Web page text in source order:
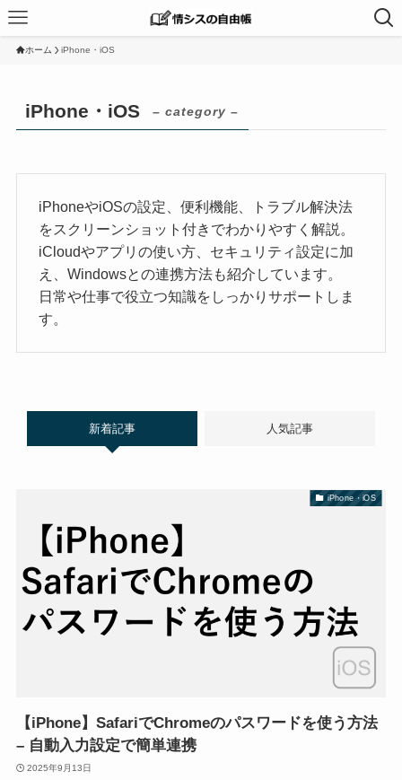
ホーム iPhone・iOS
iPhone・iOS – category –
iPhoneやiOSの設定、便利機能、トラブル解決法
をスクリーンショット付きでわかりやすく解説。
iCloudやアプリの使い方、セキュリティ設定に加
え、Windowsとの連携方法も紹介しています。
日常や仕事で役立つ知識をしっかりサポートしま
す。
新着記事 人気記事
iPhone・iOS
【iPhone】SafariでChromeのパスワードを使う方法
– 自動入力設定で簡単連携
2025年9月13日